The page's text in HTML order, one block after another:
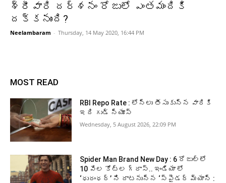
శ్రీవారి దర్శనం రోజులో ఎంతమందికి
దక్కనుంది?
Neelambaram - Thursday, 14 May 2020, 16:44 PM
MOST READ
RBI Repo Rate : లోన్లు తీసుకున్న వారికి
ఇది గుడ్ న్యూస్
Wednesday, 5 August 2026, 22:09 PM
Spider Man Brand New Day : 6 రోజుల్లో
10 వేల కోట్ల గ్రాస్.. ఇండియా లో
‘ధురంధర్’ ని దాటనున్న ‘స్పైడర్ మ్యాన్ :